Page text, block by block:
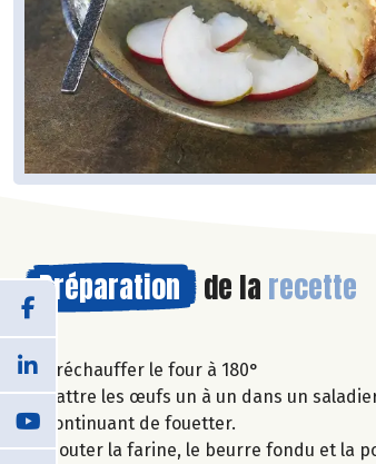
Préparation de la recette
Préchauffer le four à 180°
Battre les œufs un à un dans un
continuant de fouetter.
Ajouter la farine, le beurre fondu et la